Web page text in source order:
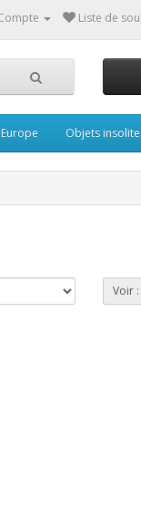
Liste de
Objets
Voir :